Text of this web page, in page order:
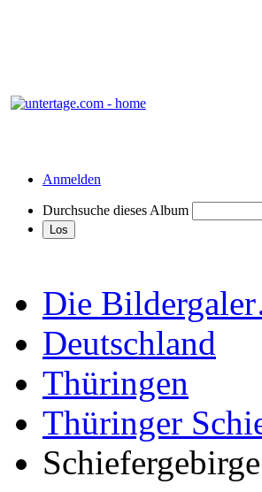
Anmelden
Durchsuche dieses Album
Die
Deutschland
Thüringen
Thüringer